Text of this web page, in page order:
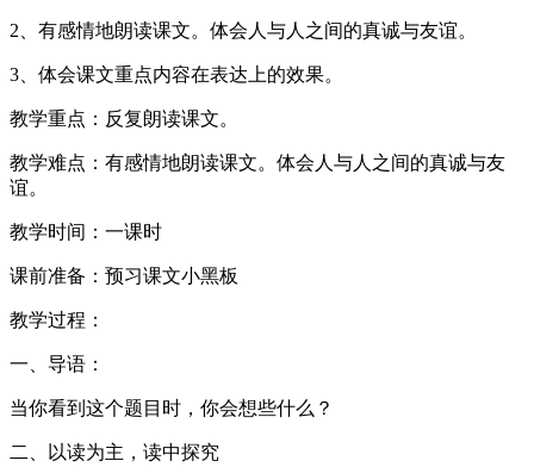
2、有感情地朗读课文。体会人与人之间的真诚与友谊。
3、体会课文重点内容在表达上的效果。
教学重点：反复朗读课文。
教学难点：有感情地朗读课文。体会人与人之间的真诚与友
谊。
教学时间：一课时
课前准备：预习课文小黑板
教学过程：
一、导语：
当你看到这个题目时，你会想些什么？
二、以读为主，读中探究